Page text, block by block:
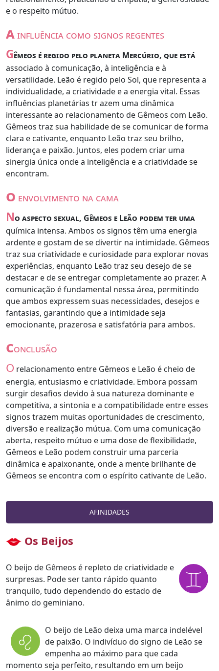
e o respeito mútuo.
ainfluência como signos regentes
Gêmeos é regido pelo planeta Mercúrio, que está
associado à comunicação, à inteligência e à
versatilidade. Leão é regido pelo Sol, que representa a
individualidade, a criatividade e a energia vital. Essas
influências planetárias tr azem uma dinâmica
interessante ao relacionamento de Gêmeos com Leão.
Gêmeos traz sua habilidade de se comunicar de forma
clara e cativante, enquanto Leão traz seu brilho,
liderança e paixão. Juntos, eles podem criar uma
sinergia única onde a inteligência e a criatividade se
encontram.
o envolvimento na cama
No aspecto sexual, Gêmeos e Leão podem ter uma
química intensa. Ambos os signos têm uma energia
ardente e gostam de se divertir na intimidade. Gêmeos
traz sua criatividade e curiosidade para explorar novas
experiências, enquanto Leão traz seu desejo de se
destacar e de se entregar completamente ao prazer. A
comunicação é fundamental nessa área, permitindo
que ambos expressem suas necessidades, desejos e
fantasias, garantindo que a intimidade seja
emocionante, prazerosa e satisfatória para ambos.
conclusão
O relacionamento entre Gêmeos e Leão é cheio de
energia, entusiasmo e criatividade. Embora possam
surgir desafios devido à sua natureza dominante e
competitiva, a sintonia e a compatibilidade entre esses
signos trazem muitas oportunidades de crescimento,
diversão e realização mútua. Com uma comunicação
aberta, respeito mútuo e uma dose de flexibilidade,
Gêmeos e Leão podem construir uma parceria
dinâmica e apaixonante, onde a mente brilhante de
Gêmeos se encontra com o espírito cativante de Leão.
AFINIDADES
Os Beijos
O beijo de Gêmeos é repleto de criatividade e
surpresas. Pode ser tanto rápido quanto
tranquilo, tudo dependendo do estado de
ânimo do geminiano.
O beijo de Leão deixa uma marca indelével
de paixão. O indivíduo do signo de Leão se
empenha ao máximo para que cada
momento seja perfeito, resultando em um beijo